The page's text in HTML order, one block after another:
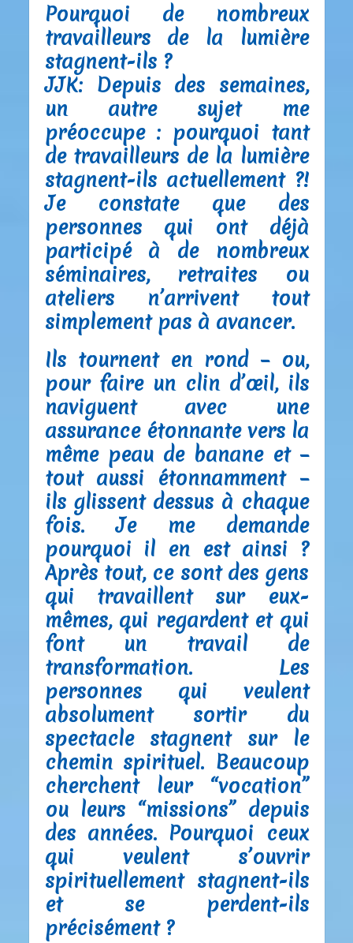
Pourquoi de nombreux
travailleurs de la lumière
stagnent-ils ?
JJK:Depuis des semaines,
un autre sujet me
préoccupe : pourquoi tant
de travailleurs de la lumière
stagnent-ils actuellement ?!
Je constate que des
personnes qui ont déjà
participé à de nombreux
séminaires, retraites ou
ateliers n’arrivent tout
simplement pas à avancer.
Ils tournent en rond – ou,
pour faire un clin d’œil, ils
naviguent avec une
assurance étonnante vers la
même peau de banane et –
tout aussi étonnamment –
ils glissent dessus à chaque
fois. Je me demande
pourquoi il en est ainsi ?
Après tout, ce sont des gens
qui travaillent sur eux-
mêmes, qui regardent et qui
font un travail de
transformation. Les
personnes qui veulent
absolument sortir du
spectacle stagnent sur le
chemin spirituel. Beaucoup
cherchent leur “vocation”
ou leurs “missions” depuis
des années. Pourquoi ceux
qui veulent s’ouvrir
spirituellement stagnent-ils
et se perdent-ils
précisément ?